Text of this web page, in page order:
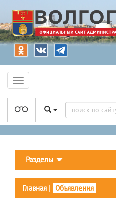
Разделы
Главная | Объявления